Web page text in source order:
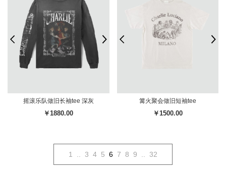
摇滚乐队做旧长袖tee 深灰
￥1880.00
篝火聚会做旧短袖tee
￥1500.00
1 .. 3 4 5 6 7 8 9 .. 32